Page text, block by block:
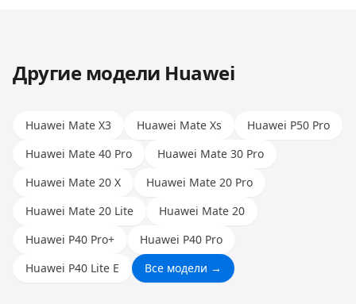
Другие модели Huawei
Huawei Mate X3 Huawei Mate Xs
Huawei P50 Pro
Huawei Mate 40 Pro
Huawei Mate 30 Pro
Huawei Mate 20 X
Huawei Mate 20 Pro
Huawei Mate 20 Lite
Huawei Mate 20
Huawei P40 Pro+
Huawei P40 Pro
Huawei P40 Lite E
Все модели →